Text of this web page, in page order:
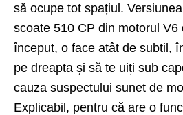
să ocupe tot spațiul.
scoate 510 CP din motorul V6
început, o face atât de subtil,
pe dreapta și să te uiți sub
cauza suspectului sunet de
Explicabil, pentru că are o